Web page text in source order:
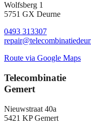
Wolfsberg 1
5751 GX Deurne
0493 313307
Route via Google Maps
Telecombinatie
Gemert
Nieuwstraat 40a
5421 KP Gemert